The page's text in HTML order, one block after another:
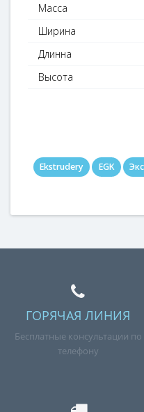
Масса
Ширина
Длинна
Высота
Ekstrudery EGK
ГОРЯЧАЯ ЛИНИЯ
Бесплатные консультации по
телефону